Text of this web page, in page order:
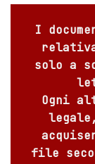
I
solo a
Ogni
file